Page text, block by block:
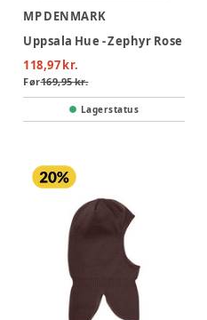
MP DENMARK
Uppsala Hue - Zephyr Rose
118,97 kr.
Før169,95 kr.
Lagerstatus